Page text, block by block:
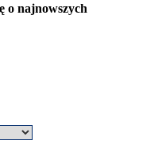
o najnowszych